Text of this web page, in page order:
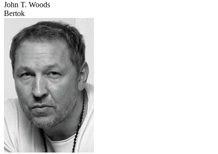
John T. Woods
Bertok